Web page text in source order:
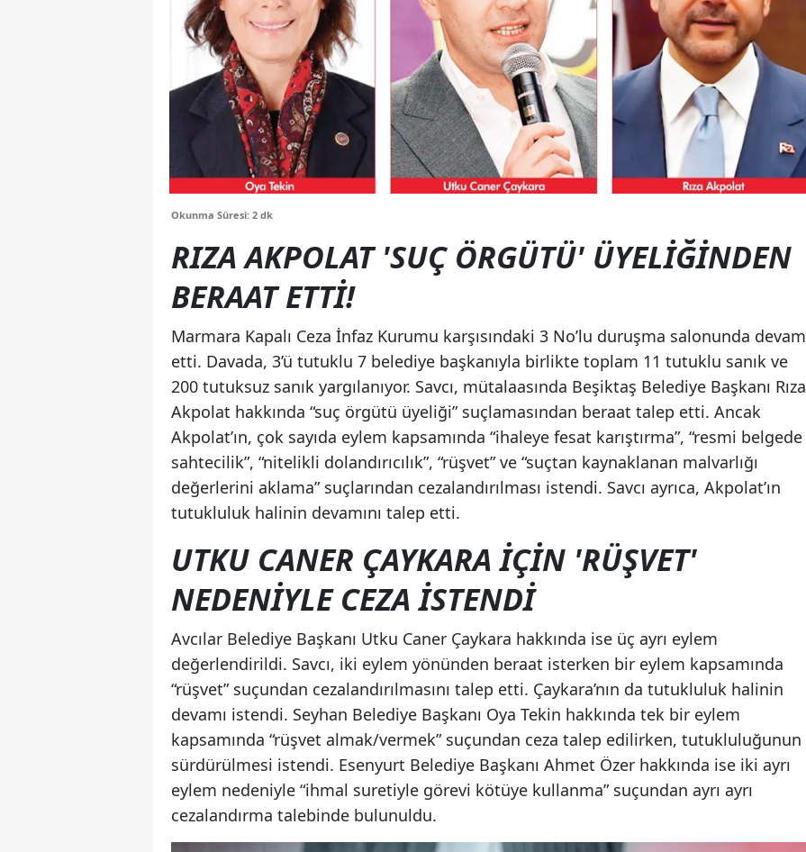
Okunma Süresi: 2 dk
RIZA AKPOLAT 'SUÇ ÖRGÜTÜ' ÜYELİĞİNDEN
BERAAT ETTİ!
Marmara Kapalı Ceza İnfaz Kurumu karşısındaki 3 No’lu duruşma salonunda devam
etti. Davada, 3’ü tutuklu 7 belediye başkanıyla birlikte toplam 11 tutuklu sanık ve
200 tutuksuz sanık yargılanıyor. Savcı, mütalaasında Beşiktaş Belediye Başkanı Rıza
Akpolat hakkında “suç örgütü üyeliği” suçlamasından beraat talep etti. Ancak
Akpolat’ın, çok sayıda eylem kapsamında “ihaleye fesat karıştırma”, “resmi belgede
sahtecilik”, “nitelikli dolandırıcılık”, “rüşvet” ve “suçtan kaynaklanan malvarlığı
değerlerini aklama” suçlarından cezalandırılması istendi. Savcı ayrıca, Akpolat’ın
tutukluluk halinin devamını talep etti.
UTKU CANER ÇAYKARA İÇİN 'RÜŞVET'
NEDENİYLE CEZA İSTENDİ
Avcılar Belediye Başkanı Utku Caner Çaykara hakkında ise üç ayrı eylem
değerlendirildi. Savcı, iki eylem yönünden beraat isterken bir eylem kapsamında
“rüşvet” suçundan cezalandırılmasını talep etti. Çaykara’nın da tutukluluk halinin
devamı istendi. Seyhan Belediye Başkanı Oya Tekin hakkında tek bir eylem
kapsamında “rüşvet almak/vermek” suçundan ceza talep edilirken, tutukluluğunun
sürdürülmesi istendi. Esenyurt Belediye Başkanı Ahmet Özer hakkında ise iki ayrı
eylem nedeniyle “ihmal suretiyle görevi kötüye kullanma” suçundan ayrı ayrı
cezalandırma talebinde bulunuldu.